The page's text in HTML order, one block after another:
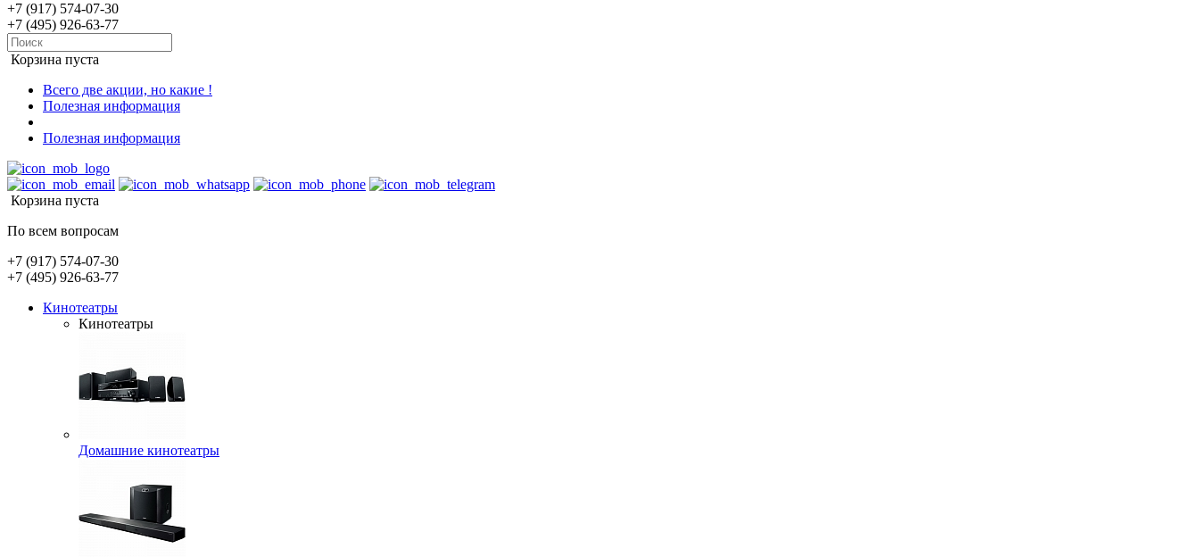
+7 (917) 574-07-30
+7 (495) 926-63-77
Корзина пуста
Всего две акции, но какие !
Полезная информация
Полезная информация
Корзина пуста
По всем вопросам
+7 (917) 574-07-30
+7 (495) 926-63-77
Кинотеатры
Кинотеатры
Домашние кинотеатры